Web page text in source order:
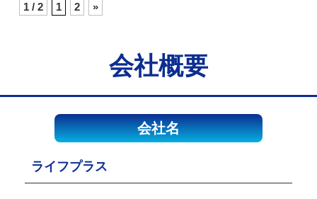
1 / 2 1 2 »
会社概要
会社名
ライフプラス